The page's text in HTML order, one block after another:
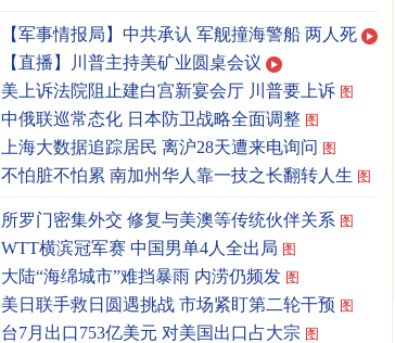
【军事情报局】中共承认 军舰撞海警船 两人死
【直播】川普主持美矿业圆桌会议
美上诉法院阻止建白宫新宴会厅 川普要上诉 图
中俄联巡常态化 日本防卫战略全面调整 图
上海大数据追踪居民 离沪28天遭来电询问 图
不怕脏不怕累 南加州华人靠一技之长翻转人生 图
所罗门密集外交 修复与美澳等传统伙伴关系 图
WTT横滨冠军赛 中国男单4人全出局 图
大陆“海绵城市”难挡暴雨 内涝仍频发 图
美日联手救日圆遇挑战 市场紧盯第二轮干预 图
台7月出口753亿美元 对美国出口占大宗 图